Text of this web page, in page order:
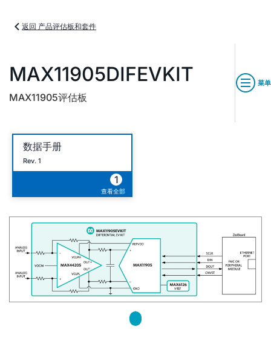
返回 产品评估板和套件
MAX11905DIFEVKIT
MAX11905评估板
菜单
数据手册
Rev. 1
1
查看全部